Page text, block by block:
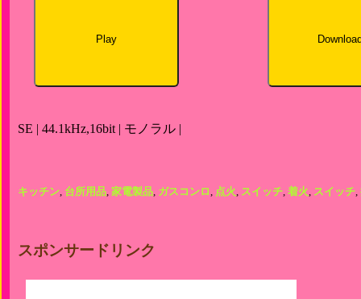
Play
SE | 44.1kHz,16bit | モノラル |
キッチン, 台所用品, 家電製品, ガスコンロ, 点火, スイッチ, 着火, スイッチ,
スポンサードリンク